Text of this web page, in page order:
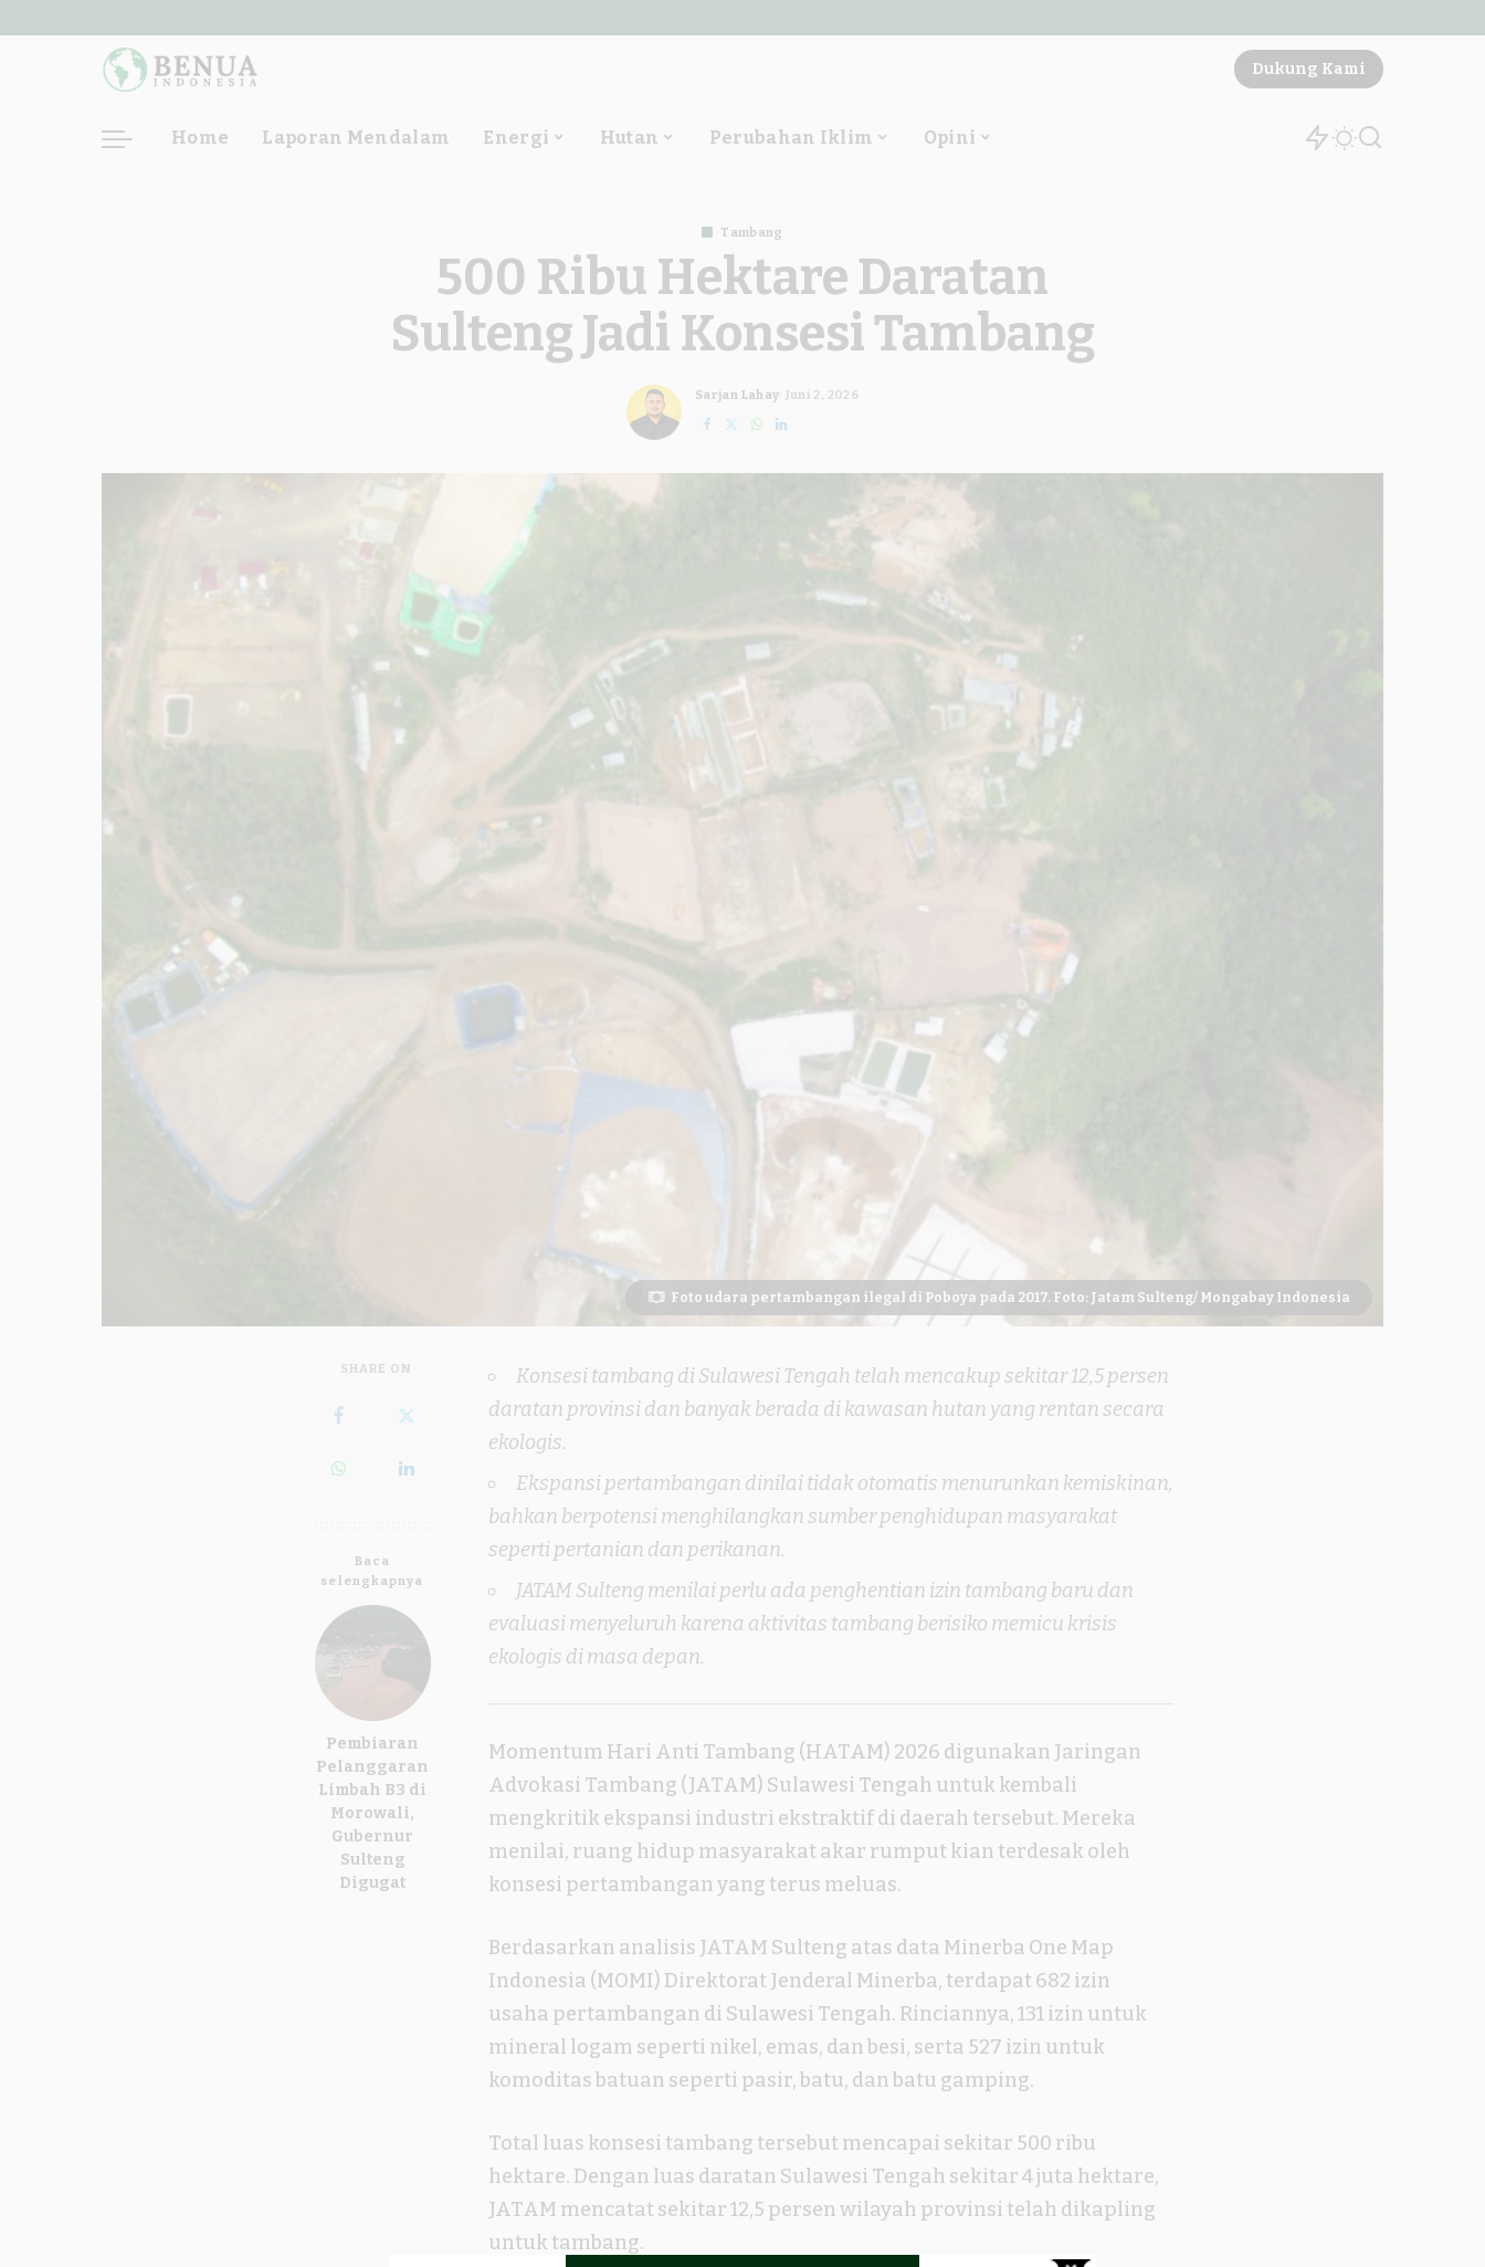
Dukung Kami
Home Laporan Mendalam Energi Hutan Perubahan Iklim Opini
Tambang
500 Ribu Hektare Daratan
Sulteng Jadi Konsesi Tambang
Posted
by
Sarjan Lahay Juni 2, 2026
Foto udara pertambangan ilegal di Poboya pada 2017. Foto: Jatam Sulteng/ Mongabay Indonesia
SHARE ON
Baca
selengkapnya
Pembiaran
Pelanggaran
Limbah B3 di
Morowali,
Gubernur
Sulteng
Digugat
Konsesi tambang di Sulawesi Tengah telah mencakup sekitar 12,5 persen
daratan provinsi dan banyak berada di kawasan hutan yang rentan secara
ekologis.
Ekspansi pertambangan dinilai tidak otomatis menurunkan kemiskinan,
bahkan berpotensi menghilangkan sumber penghidupan masyarakat
seperti pertanian dan perikanan.
JATAM Sulteng menilai perlu ada penghentian izin tambang baru dan
evaluasi menyeluruh karena aktivitas tambang berisiko memicu krisis
ekologis di masa depan.
Momentum Hari Anti Tambang (HATAM) 2026 digunakan Jaringan
Advokasi Tambang (JATAM) Sulawesi Tengah untuk kembali
mengkritik ekspansi industri ekstraktif di daerah tersebut. Mereka
menilai, ruang hidup masyarakat akar rumput kian terdesak oleh
konsesi pertambangan yang terus meluas.
Berdasarkan analisis JATAM Sulteng atas data Minerba One Map
Indonesia (MOMI) Direktorat Jenderal Minerba, terdapat 682 izin
usaha pertambangan di Sulawesi Tengah. Rinciannya, 131 izin untuk
mineral logam seperti nikel, emas, dan besi, serta 527 izin untuk
komoditas batuan seperti pasir, batu, dan batu gamping.
Total luas konsesi tambang tersebut mencapai sekitar 500 ribu
hektare. Dengan luas daratan Sulawesi Tengah sekitar 4 juta hektare,
JATAM mencatat sekitar 12,5 persen wilayah provinsi telah dikapling
untuk tambang.